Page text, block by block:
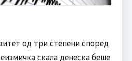
од три степени според
скала денеска беше